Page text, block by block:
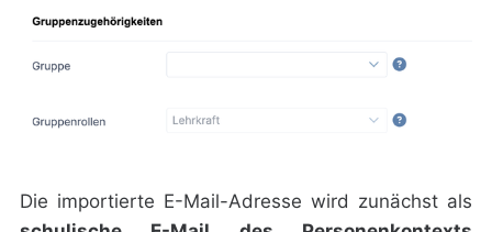
Die importierte E-Mail-Adresse wird zunächst als